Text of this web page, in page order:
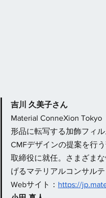
吉川 久美子さん
Material ConneXion
形品に転写する加飾フィ
CMFデザインの提案を行
取締役に就任。さまざま
げるマテリアルコンサルテ
Webサイト： https://